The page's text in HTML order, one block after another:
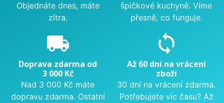
Objednáte dnes, máte
zítra.
špičkové kuchyně. Víme
přesně, co funguje.
local_shipping
Doprava zdarma od
3 000 Kč
Nad 3 000 Kč máte
dopravu zdarma. Ostatní
sync
Až 60 dní na vrácení
zboží
30 dní na vrácení zdarma.
Potřebujete víc času? Až